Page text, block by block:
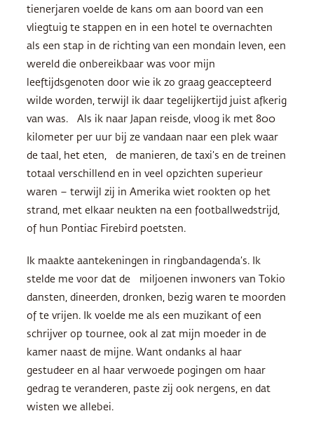
tienerjaren voelde de kans om aan boord van een
vliegtuig te stappen en in een hotel te overnachten
als een stap in de richting van een mondain leven, een
wereld die onbereikbaar was voor mijn
leeftijdsgenoten door wie ik zo graag geaccepteerd
wilde worden, terwijl ik daar tegelijkertijd juist afkerig
van was. Als ik naar Japan reisde, vloog ik met 800
kilometer per uur bij ze vandaan naar een plek waar
de taal, het eten, de manieren, de taxi’s en de treinen
totaal verschillend en in veel opzichten superieur
waren – terwijl zij in Amerika wiet rookten op het
strand, met elkaar neukten na een footballwedstrijd,
of hun Pontiac Firebird poetsten.
Ik maakte aantekeningen in ringbandagenda’s. Ik
stelde me voor dat de miljoenen inwoners van Tokio
dansten, dineerden, dronken, bezig waren te moorden
of te vrijen. Ik voelde me als een muzikant of een
schrijver op tournee, ook al zat mijn moeder in de
kamer naast de mijne. Want ondanks al haar
gestudeer en al haar verwoede pogingen om haar
gedrag te veranderen, paste zij ook nergens, en dat
wisten we allebei.